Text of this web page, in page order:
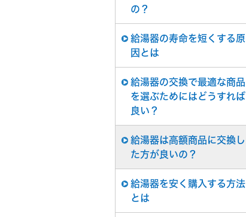
の？
給湯器の寿命を短くする原
因とは
給湯器の交換で最適な商品
を選ぶためにはどうすれば
良い？
給湯器は高額商品に交換し
た方が良いの？
給湯器を安く購入する方法
とは